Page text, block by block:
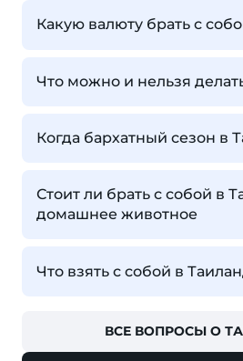
Какую валюту брать с
Что можно и нельзя
Когда бархатный сезон в
Стоит ли брать с собой в
домашнее животное
Что взять с собой в
ВСЕ ВОПРОСЫ О